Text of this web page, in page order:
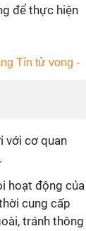
để thực hiện
với cơ quan
hoạt động của
cung cấp
tránh thông